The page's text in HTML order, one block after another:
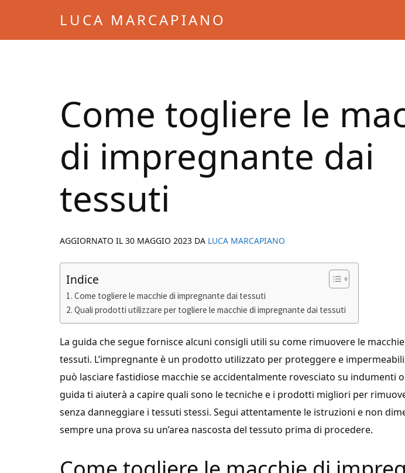
LUCA MARCAPIANO
Blog
Come togliere le
di impregnante dai
tessuti
AGGIORNATO IL 30 MAGGIO 2023 DA LUCA MARCAPIANO
Indice
Come togliere le macchie di impregnante dai tessuti
Quali prodotti utilizzare per togliere le macchie di impregnante dai tessuti
La guida che segue fornisce alcuni consigli utili su come rimuovere le
tessuti. L’impregnante è un prodotto utilizzato per proteggere e
può lasciare fastidiose macchie se accidentalmente rovesciato su indumenti
guida ti aiuterà a capire quali sono le tecniche e i prodotti migliori per
senza danneggiare i tessuti stessi. Segui attentamente le istruzioni e non
sempre una prova su un’area nascosta del tessuto prima di procedere.